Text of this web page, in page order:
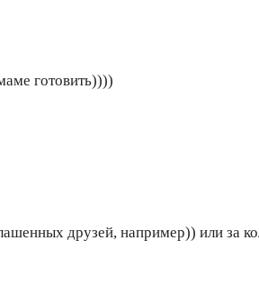
готовить))))
друзей, например)) или за